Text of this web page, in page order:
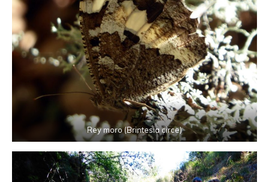
Rey moro (Brintesia circe)